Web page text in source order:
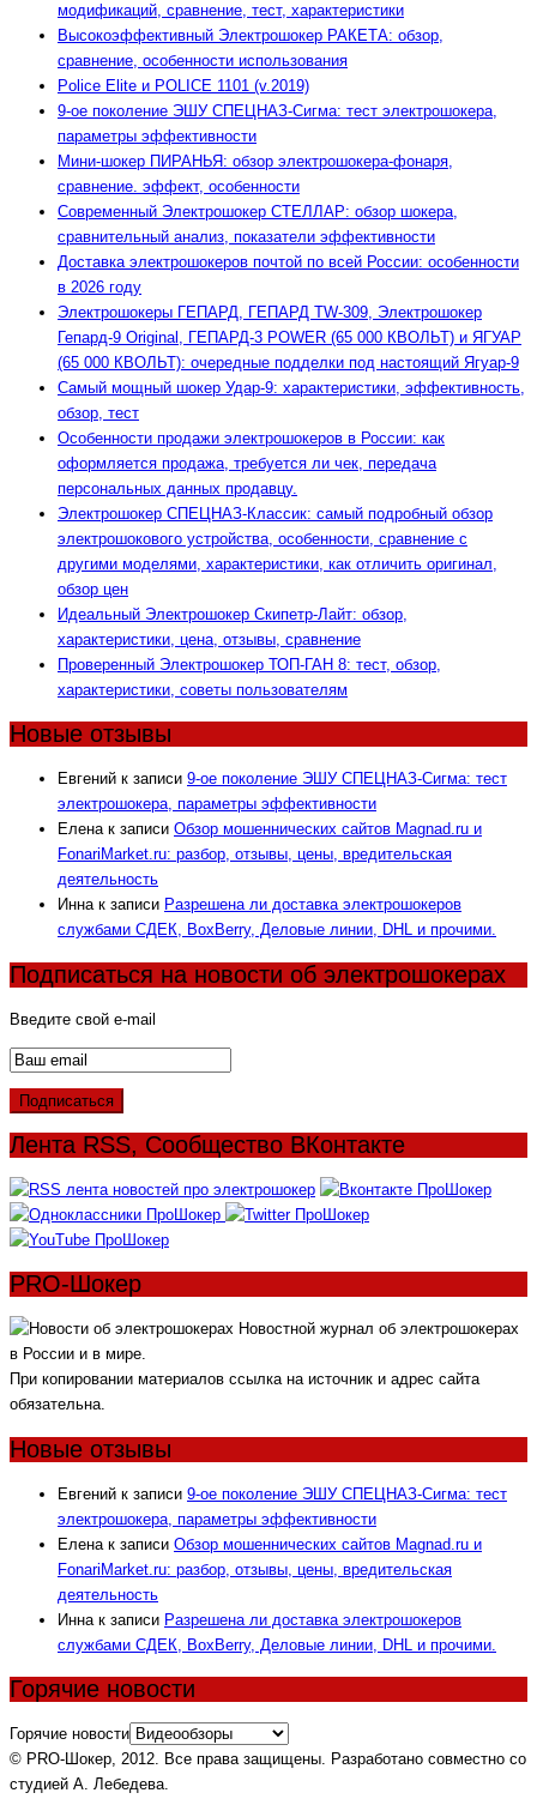
модификаций, сравнение, тест, характеристики
Высокоэффективный Электрошокер РАКЕТА: обзор,
сравнение, особенности использования
Police Elite и POLICE 1101 (v.2019)
9-ое поколение ЭШУ СПЕЦНАЗ-Сигма: тест электрошокера,
параметры эффективности
Мини-шокер ПИРАНЬЯ: обзор электрошокера-фонаря,
сравнение. эффект, особенности
Современный Электрошокер СТЕЛЛАР: обзор шокера,
сравнительный анализ, показатели эффективности
Доставка электрошокеров почтой по всей России: особенности
в 2026 году
Электрошокеры ГЕПАРД, ГЕПАРД TW-309, Электрошокер
Гепард-9 Original, ГЕПАРД-3 POWER (65 000 КВОЛЬТ) и ЯГУАР
(65 000 КВОЛЬТ): очередные подделки под настоящий Ягуар-9
Самый мощный шокер Удар-9: характеристики, эффективность,
обзор, тест
Особенности продажи электрошокеров в России: как
оформляется продажа, требуется ли чек, передача
персональных данных продавцу.
Электрошокер СПЕЦНАЗ-Классик: самый подробный обзор
электрошокового устройства, особенности, сравнение с
другими моделями, характеристики, как отличить оригинал,
обзор цен
Идеальный Электрошокер Скипетр-Лайт: обзор,
характеристики, цена, отзывы, сравнение
Проверенный Электрошокер ТОП-ГАН 8: тест, обзор,
характеристики, советы пользователям
Новые отзывы
Евгений к записи 9-ое поколение ЭШУ СПЕЦНАЗ-Сигма: тест
электрошокера, параметры эффективности
Еленак записи Обзор мошеннических сайтов Magnad.ru и
FonariMarket.ru: разбор, отзывы, цены, вредительская
деятельность
Иннак записи Разрешена ли доставка электрошокеров
службами СДЕК, BoxBerry, Деловые линии, DHL и прочими.
Подписаться на новости об электрошокерах
Введите свой e-mail
Лента RSS, Сообщество ВКонтакте
PRO-Шокер
Новостной журнал об электрошокерах
в России и в мире.
При копировании материалов ссылка на источник и адрес сайта
обязательна.
Новые отзывы
Евгений к записи 9-ое поколение ЭШУ СПЕЦНАЗ-Сигма: тест
электрошокера, параметры эффективности
Елена к записи Обзор мошеннических сайтов Magnad.ru и
FonariMarket.ru: разбор, отзывы, цены, вредительская
деятельность
Инна к записи Разрешена ли доставка электрошокеров
службами СДЕК, BoxBerry, Деловые линии, DHL и прочими.
Горячие новости
Горячие новости
© PRO-Шокер, 2012. Все права защищены. Разработано совместно со
студией А. Лебедева.